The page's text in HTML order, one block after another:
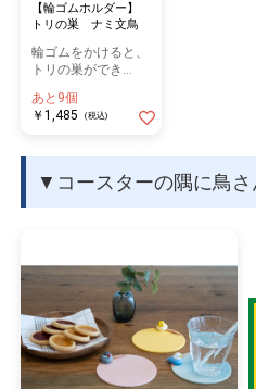
【輪ゴムホルダー】
トリの巣 ナミ文鳥
輪ゴムをかけると、
トリの巣ができ
あと9個
￥1,485
(税込)
▼コースターの隅に鳥さ